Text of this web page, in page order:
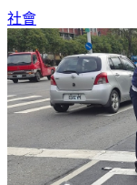
社會